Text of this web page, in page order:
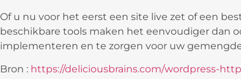
Of u nu voor het eerst een site live zet of een
beschikbare tools maken het eenvoudiger dan
implementeren en te zorgen voor uw
Bron : https://deliciousbrains.com/wordpress-